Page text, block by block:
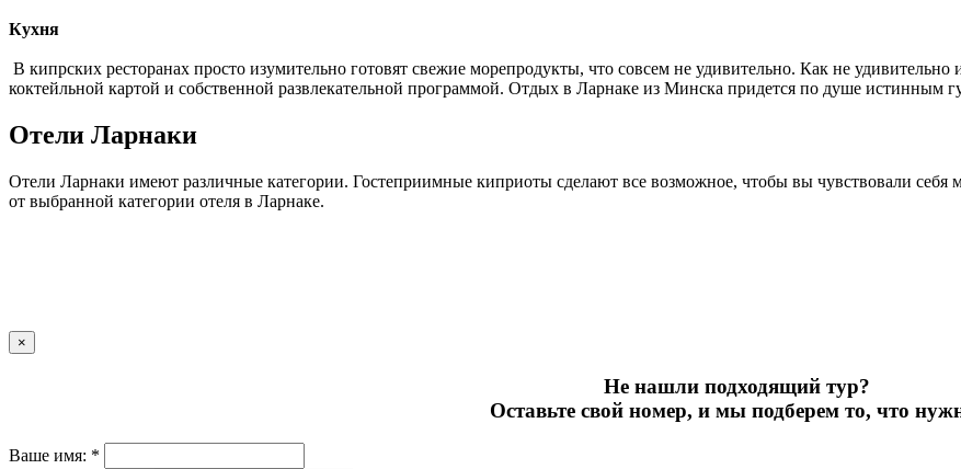
Кухня
В кипрских ресторанах просто изумительно готовят свежие морепродукты, что совсем не удивительно. Как не
коктейльной картой и собственной развлекательной программой. Отдых в Ларнаке из Минска придется по душе истинным
Отели Ларнаки
Отели Ларнаки имеют различные категории. Гостеприимные киприоты сделают все возможное, чтобы вы чувствовали себя
от выбранной категории отеля в Ларнаке.
×
Не нашли подходящий тур?
Оставьте свой номер, и мы подберем то, что
Ваше имя: *